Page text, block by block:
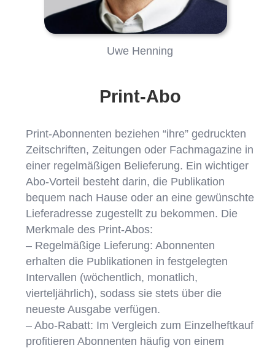
Uwe Henning
Print-Abo
Print-Abonnenten beziehen “ihre” gedruckten
Zeitschriften, Zeitungen oder Fachmagazine in
einer regelmäßigen Belieferung. Ein wichtiger
Abo-Vorteil besteht darin, die Publikation
bequem nach Hause oder an eine gewünschte
Lieferadresse zugestellt zu bekommen. Die
Merkmale des Print-Abos:
– Regelmäßige Lieferung: Abonnenten
erhalten die Publikationen in festgelegten
Intervallen (wöchentlich, monatlich,
vierteljährlich), sodass sie stets über die
neueste Ausgabe verfügen.
– Abo-Rabatt: Im Vergleich zum Einzelheftkauf
profitieren Abonnenten häufig von einem